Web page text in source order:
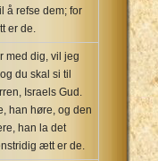
å refse dem; for
er de.
med dig, vil jeg
du skal si til
Israels Gud.
han høre, og den
han la det
ætt er de.